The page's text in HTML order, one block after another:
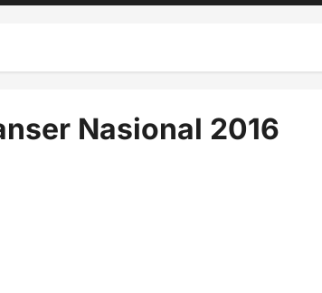
Nasional 2016